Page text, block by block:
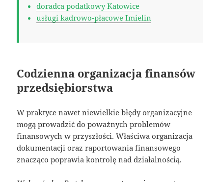
doradca podatkowy Katowice
usługi kadrowo-płacowe Imielin
Codzienna organizacja finansów
przedsiębiorstwa
W praktyce nawet niewielkie błędy organizacyjne
mogą prowadzić do poważnych problemów
finansowych w przyszłości. Właściwa organizacja
dokumentacji oraz raportowania finansowego
znacząco poprawia kontrolę nad działalnością.